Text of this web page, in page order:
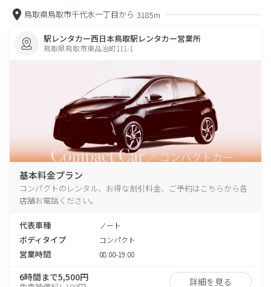
鳥取県鳥取市千代水一丁目から 3185m
駅レンタカー西日本鳥取駅レンタカー営業所
鳥取県鳥取市東品治町111-1
基本料金プラン
コンパクトのレンタル、お得な割引料金、ご予約はこちらから各
店舗お電話ください。
代表車種 ノート
ボディタイプ コンパクト
営業時間 08:00-19:00
6時間まで5,500円 詳細を見る